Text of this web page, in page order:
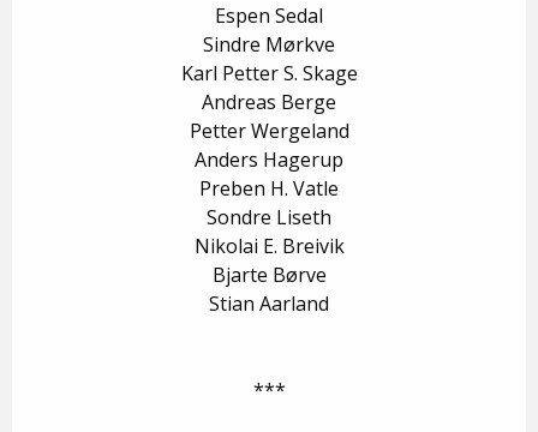
Espen Sedal
Sindre Mørkve
Karl Petter S. Skage
Andreas Berge
Petter Wergeland
Anders Hagerup
Preben H. Vatle
Sondre Liseth
Nikolai E. Breivik
Bjarte Børve
Stian Aarland
***